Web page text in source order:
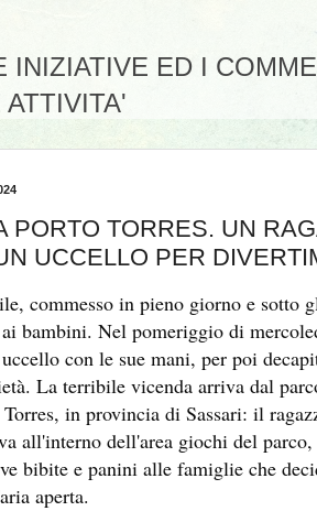
INIZIATIVE ED I
PORTO TORRES. UN
UCCELLO PER
commesso in pieno giorno e sotto
bambini. Nel pomeriggio di
con le sue mani, per poi
La terribile vicenda arriva dal
in provincia di Sassari: il
all'interno dell'area giochi del
bibite e panini alle famiglie che
aperta.